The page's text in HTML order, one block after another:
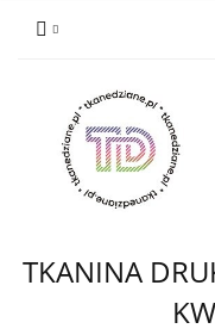
TKANINA